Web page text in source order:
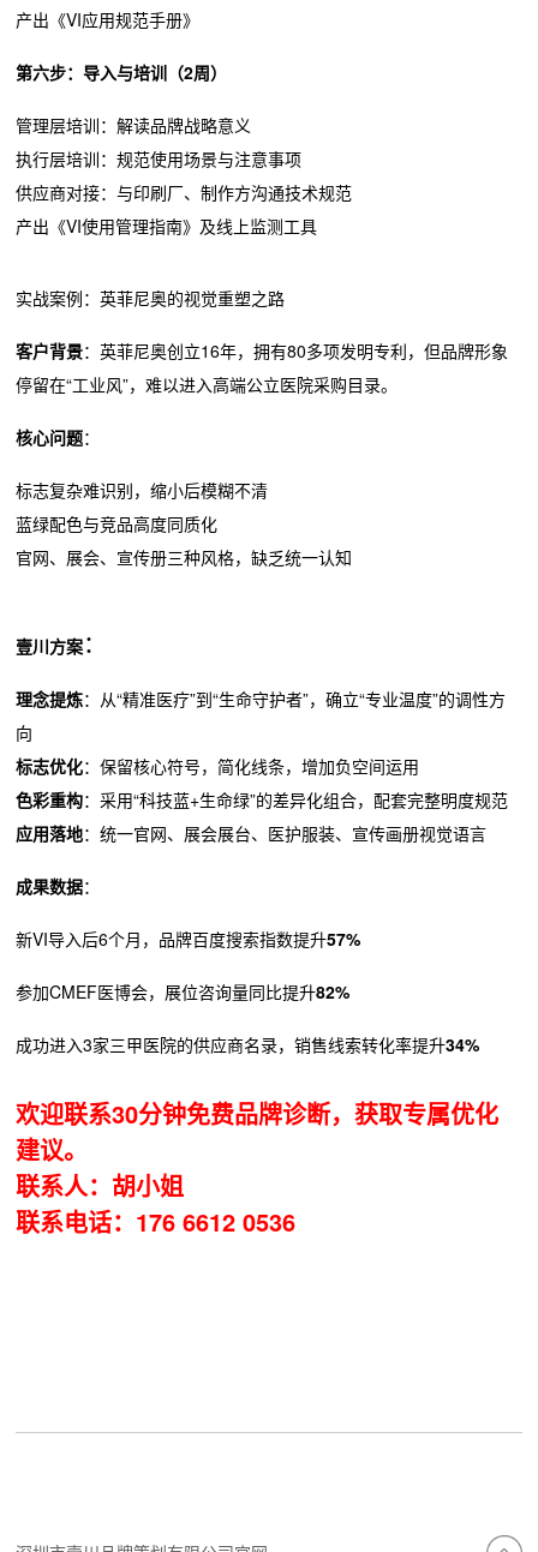
产出《VI应用规范手册》
第六步：导入与培训（2周）
管理层培训：解读品牌战略意义
执行层培训：规范使用场景与注意事项
供应商对接：与印刷厂、制作方沟通技术规范
产出《VI使用管理指南》及线上监测工具
实战案例：英菲尼奥的视觉重塑之路
客户背景：英菲尼奥创立16年，拥有80多项发明专利，但品牌形象
停留在“工业风”，难以进入高端公立医院采购目录。
核心问题：
标志复杂难识别，缩小后模糊不清
蓝绿配色与竞品高度同质化
官网、展会、宣传册三种风格，缺乏统一认知
壹川方案：
理念提炼：从“精准医疗”到“生命守护者”，确立“专业温度”的调性方
向
标志优化：保留核心符号，简化线条，增加负空间运用
色彩重构：采用“科技蓝+生命绿”的差异化组合，配套完整明度规范
应用落地：统一官网、展会展台、医护服装、宣传画册视觉语言
成果数据：
新VI导入后6个月，品牌百度搜索指数提升57%
参加CMEF医博会，展位咨询量同比提升82%
成功进入3家三甲医院的供应商名录，销售线索转化率提升34%
欢迎联系30分钟免费品牌诊断，获取专属优化
建议。
联系人：胡小姐
联系电话：176 6612 0536